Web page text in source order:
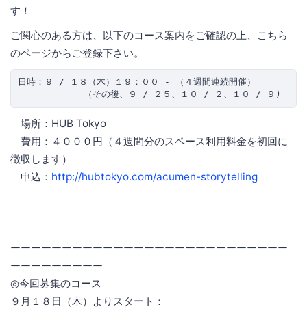
す！
ご関心のある方は、以下のコース案内をご確認の上、こちら
のページからご登録下さい。
日時：９ / １８（木）１９：００ - （４週間連続開催）
場所：HUB Tokyo
費用：４０００円（４週間分のスペース利用料金を初回に
徴収します）
申込： http://hubtokyo.com/acumen-storytelling
ーーーーーーーーーーーーーーーーーーーーーーーーーーー
ーーーーーーーーー
◎今回募集のコース
９月１８日（木）よりスタート：